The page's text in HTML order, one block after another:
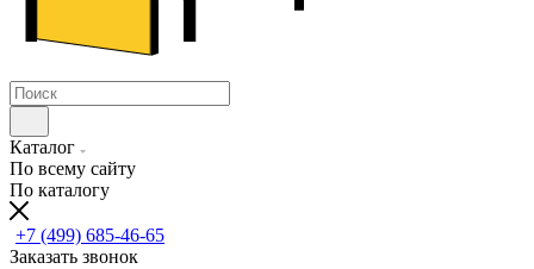
Каталог
По всему сайту
По каталогу
+7 (499) 685-46-65
Заказать звонок